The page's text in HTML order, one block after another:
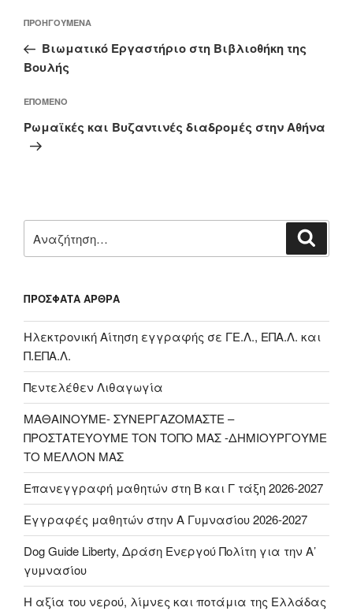
άρθρων
Προηγούμενο
άρθρο
ΠΡΟΗΓΟΎΜΕΝΑ
Βιωματικό Εργαστήριο στη Βιβλιοθήκη της
Βουλής
Επόμενο
άρθρο
ΕΠΌΜΕΝΟ
Ρωμαϊκές και Βυζαντινές διαδρομές στην Αθήνα
για:
ΠΡΌΣΦΑΤΑ ΆΡΘΡΑ
Ηλεκτρονική Αίτηση εγγραφής σε ΓΕ.Λ., ΕΠΑ.Λ. και
Π.ΕΠΑ.Λ.
Πεντελέθεν Λιθαγωγία
ΜΑΘΑΙΝΟΥΜΕ- ΣΥΝΕΡΓΑΖΟΜΑΣΤΕ –
ΠΡΟΣΤΑΤΕΥΟΥΜΕ ΤΟΝ ΤΟΠΟ ΜΑΣ -ΔΗΜΙΟΥΡΓΟΥΜΕ
ΤΟ ΜΕΛΛΟΝ ΜΑΣ
Επανεγγραφή μαθητών στη Β και Γ τάξη 2026-2027
Εγγραφές μαθητών στην Α Γυμνασίου 2026-2027
Dog Guide Liberty, Δράση Ενεργού Πολίτη για την Α’
γυμνασίου
H αξία του νερού, λίμνες και ποτάμια της Ελλάδας